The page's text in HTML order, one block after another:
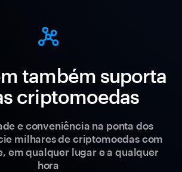
também suporta
criptomoedas
e conveniência na ponta dos
milhares de criptomoedas com
em qualquer lugar e a qualquer
hora